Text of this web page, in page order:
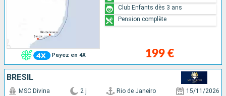
Payez en 4X 199 €
Club Enfants dès 3 ans
Pension complète
BRÉSIL
MSC Divina 2 j Rio de Janeiro 15/11/2026